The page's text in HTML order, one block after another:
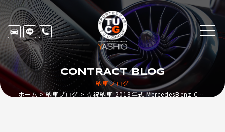
納車ブログ
CONTRACT BLOG
ホーム 納車ブログ ☆祝納車 2018年式 MercedesBenz CLS220d スポーツ エクスクルーシブ 埼玉県☆